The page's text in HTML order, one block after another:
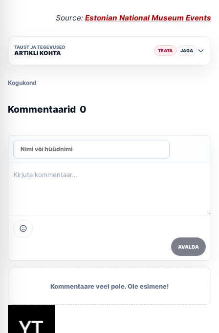
Source: Estonian National Museum Events
TAUST JA TEGEVUSED
ARTIKLI KOHTA TEATA JAGA
Kogukond
Kommentaarid 0
AVALDA
Kommentaare veel pole. Ole esimene!